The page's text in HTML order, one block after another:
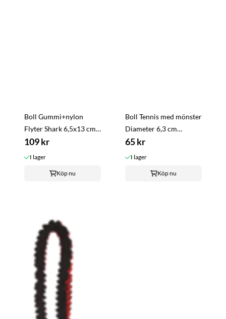
Boll Gummi+nylon
Flyter Shark 6,5x13 cm
Chuckit
109 kr
I lager
Köp nu
Boll Tennis med mönster
Diameter 6,3 cm
Blandade färger 3-pack
(en färg/fp)
65 kr
I lager
Köp nu